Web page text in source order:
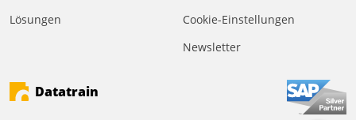
deutscher
den Weg vom
Mieteranliegen zum
Lösungen
Cookie-Einstellungen
Newsletter
Datatrain